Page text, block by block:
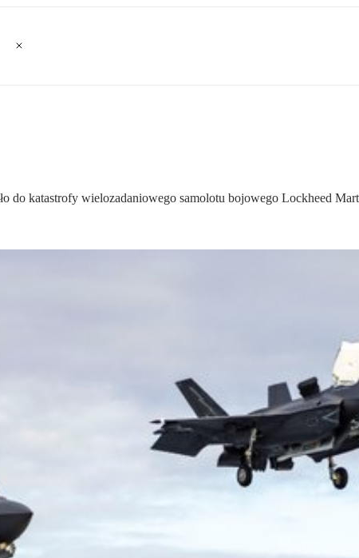
do katastrofy wielozadaniowego samolotu bojowego Lockheed